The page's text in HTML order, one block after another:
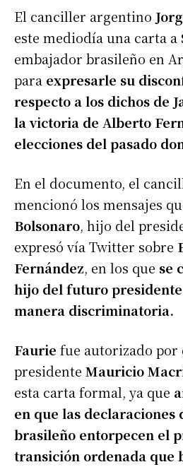
El canciller argentino
este mediodía una carta a
embajador brasileño en
para expresarle su
respecto a los dichos de
la victoria de Alberto
elecciones del pasado
En el documento, el
mencionó los mensajes
Bolsonaro, hijo del
expresó vía Twitter sobre
Fernández, en los que se
hijo del futuro
manera discriminatoria.
Faurie fue autorizado por
presidente Mauricio
esta carta formal, ya que
en que las
brasileño entorpecen el
transición ordenada que